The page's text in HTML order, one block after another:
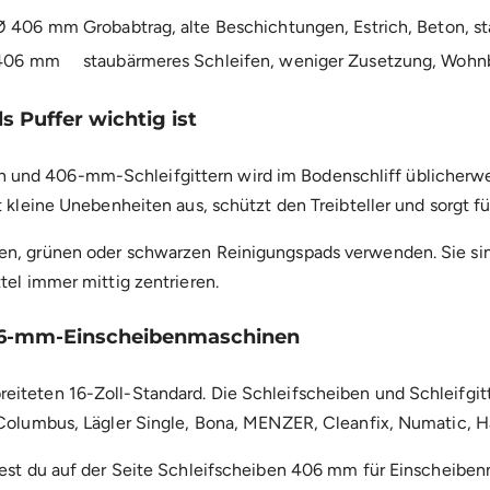
406 mm Grobabtrag, alte Beschichtungen, Estrich, Beton,
mm
staubärmeres Schleifen, weniger Zusetzung,
Puffer wichtig ist
und 406-mm-Schleifgittern wird im Bodenschliff
kleine Unebenheiten aus, schützt den Treibteller und sorgt
grünen oder schwarzen Reinigungspads verwenden. Sie
immer mittig zentrieren.
mm-Einscheibenmaschinen
16-Zoll-Standard. Die Schleifscheiben und
Lägler Single, Bona, MENZER, Cleanfix, Numatic,
du auf der Seite Schleifscheiben 406 mm für